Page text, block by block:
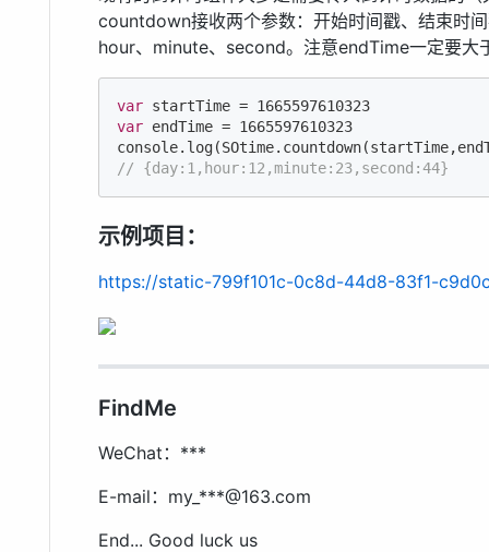
countdown接收两个参数：开始时间戳、结束时
hour、minute、second。注意endTime一定要大
var startTime = 1665597610323
var endTime = 1665597610323
console
// {day:1,hour:12,minute:23,second:44}
示例项目：
https://static-799f101c-0c8d-44d8-83f1-
FindMe
WeChat：***
E-mail：my_***@163.com
End... Good luck us